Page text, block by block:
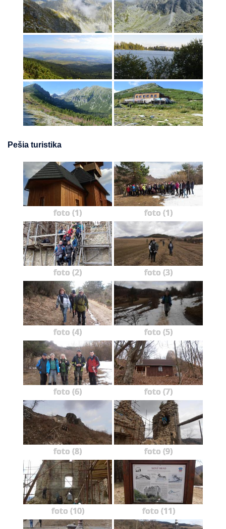
Pešia turistika
foto (1) foto (1)
foto (2) foto (3)
foto (4) foto (5)
foto (6) foto (7)
foto (8) foto (9)
foto (10) foto (11)